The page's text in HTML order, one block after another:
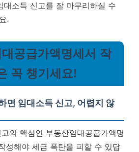
대소득 신고를 잘 마무리하실 수
.
공급가액명세서 작
꼭 챙기세요!
면 임대소득 신고, 어렵지 않
의 핵심인 부동산임대공급가액명
성해야 세금 폭탄을 피할 수 있답